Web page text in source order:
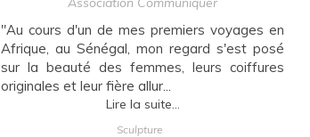
"Au cours d'un de mes premiers voyages en
Afrique, au Sénégal, mon regard s'est posé
sur la beauté des femmes, leurs coiffures
originales et leur fière allur...
Lire la suite...
Sculpture